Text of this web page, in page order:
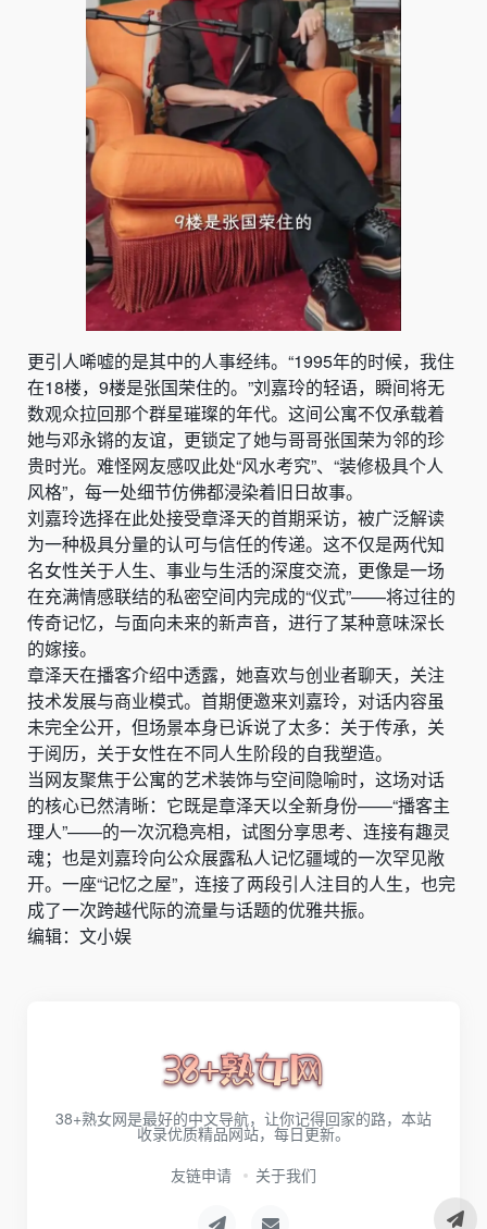
更引人唏嘘的是其中的人事经纬。“1995年的时候，我住
在18楼，9楼是张国荣住的。”刘嘉玲的轻语，瞬间将无
数观众拉回那个群星璀璨的年代。这间公寓不仅承载着
她与邓永锵的友谊，更锁定了她与哥哥张国荣为邻的珍
贵时光。难怪网友感叹此处“风水考究”、“装修极具个人
风格”，每一处细节仿佛都浸染着旧日故事。
刘嘉玲选择在此处接受章泽天的首期采访，被广泛解读
为一种极具分量的认可与信任的传递。这不仅是两代知
名女性关于人生、事业与生活的深度交流，更像是一场
在充满情感联结的私密空间内完成的“仪式”——将过往的
传奇记忆，与面向未来的新声音，进行了某种意味深长
的嫁接。
章泽天在播客介绍中透露，她喜欢与创业者聊天，关注
技术发展与商业模式。首期便邀来刘嘉玲，对话内容虽
未完全公开，但场景本身已诉说了太多：关于传承，关
于阅历，关于女性在不同人生阶段的自我塑造。
当网友聚焦于公寓的艺术装饰与空间隐喻时，这场对话
的核心已然清晰：它既是章泽天以全新身份——“播客主
理人”——的一次沉稳亮相，试图分享思考、连接有趣灵
魂；也是刘嘉玲向公众展露私人记忆疆域的一次罕见敞
开。一座“记忆之屋”，连接了两段引人注目的人生，也完
成了一次跨越代际的流量与话题的优雅共振。
编辑：文小娱
38+熟女网是最好的中文导航，让你记得回家的路，本站
收录优质精品网站，每日更新。
友链申请
关于我们